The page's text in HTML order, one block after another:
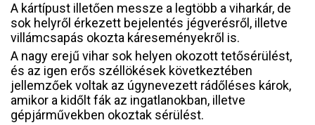
A kártípust illetően messze a legtöbb a viharkár, de
sok helyről érkezett bejelentés jégverésről, illetve
villámcsapás okozta káreseményekről is.
A nagy erejű vihar sok helyen okozott tetősérülést,
és az igen erős széllökések következtében
jellemzőek voltak az úgynevezett rádőléses károk,
amikor a kidőlt fák az ingatlanokban, illetve
gépjárművekben okoztak sérülést.